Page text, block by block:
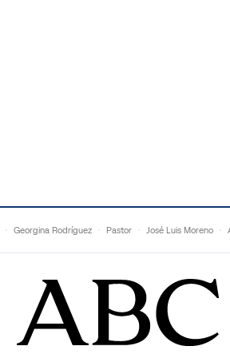
Georgina Rodríguez Pastor José Luis Moreno